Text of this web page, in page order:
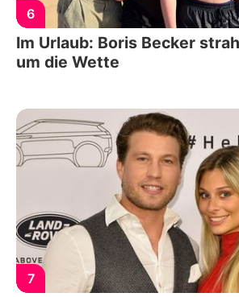
6
Im Urlaub: Boris Becker
um die Wette
7